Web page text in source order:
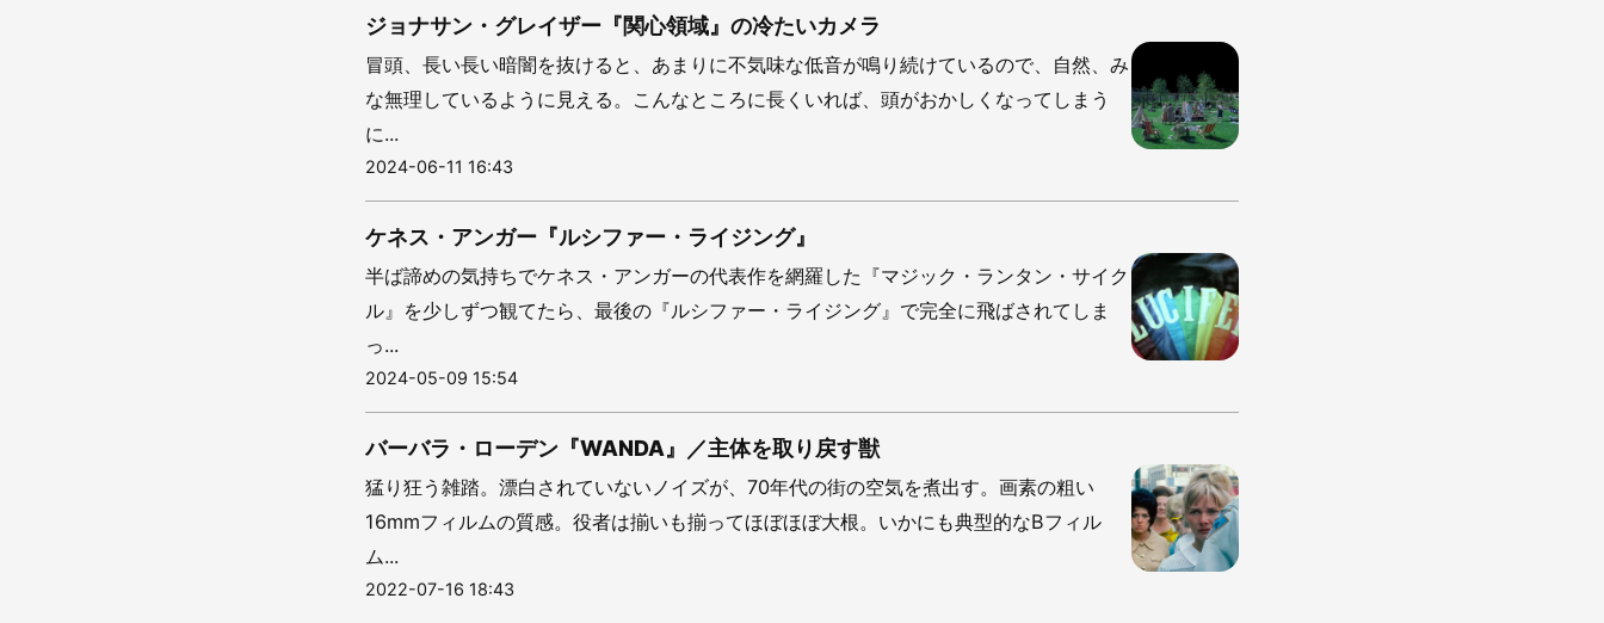
ジョナサン・グレイザー『関心領域』の冷たいカメラ
冒頭、長い長い暗闇を抜けると、あまりに不気味な低音が鳴り続けているので、自然、み
な無理しているように見える。こんなところに長くいれば、頭がおかしくなってしまう
に...
2024-06-11 16:43
ケネス・アンガー『ルシファー・ライジング』
半ば諦めの気持ちでケネス・アンガーの代表作を網羅した『マジック・ランタン・サイク
ル』を少しずつ観てたら、最後の『ルシファー・ライジング』で完全に飛ばされてしま
っ...
2024-05-09 15:54
バーバラ・ローデン『WANDA』／主体を取り戻す獣
猛り狂う雑踏。漂白されていないノイズが、70年代の街の空気を煮出す。画素の粗い
16mmフィルムの質感。役者は揃いも揃ってほぼほぼ大根。いかにも典型的なBフィル
ム...
2022-07-16 18:43